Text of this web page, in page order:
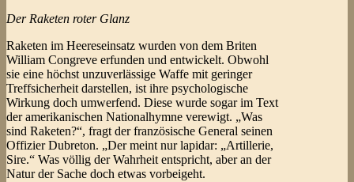
Der Raketen roter Glanz
Raketen im Heereseinsatz wurden von dem Briten
William Congreve erfunden und entwickelt. Obwohl
sie eine höchst unzuverlässige Waffe mit geringer
Treffsicherheit darstellen, ist ihre psychologische
Wirkung doch umwerfend. Diese wurde sogar im Text
der amerikanischen Nationalhymne verewigt. „Was
sind Raketen?“, fragt der französische General seinen
Offizier Dubreton. „Der meint nur lapidar: „Artillerie,
Sire.“ Was völlig der Wahrheit entspricht, aber an der
Natur der Sache doch etwas vorbeigeht.